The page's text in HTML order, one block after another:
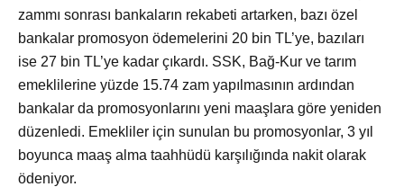
zammı sonrası bankaların rekabeti artarken, bazı özel
bankalar promosyon ödemelerini 20 bin TL’ye, bazıları
ise 27 bin TL’ye kadar çıkardı. SSK, Bağ-Kur ve tarım
emeklilerine yüzde 15.74 zam yapılmasının ardından
bankalar da promosyonlarını yeni maaşlara göre yeniden
düzenledi. Emekliler için sunulan bu promosyonlar, 3 yıl
boyunca maaş alma taahhüdü karşılığında nakit olarak
ödeniyor.